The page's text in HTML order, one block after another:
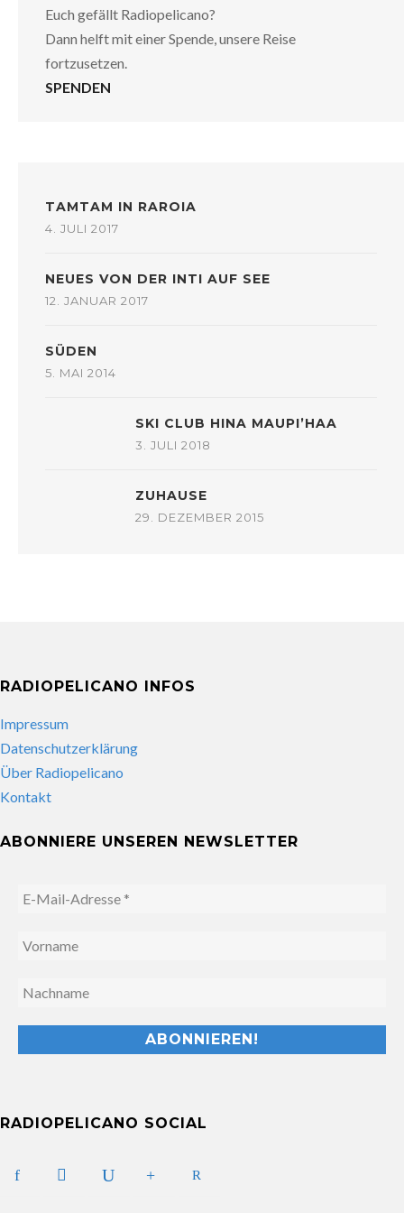
Euch gefällt Radiopelicano?
Dann helft mit einer Spende, unsere Reise
fortzusetzen.
SPENDEN
TAMTAM IN RAROIA
4. JULI 2017
NEUES VON DER INTI AUF SEE
12. JANUAR 2017
SÜDEN
5. MAI 2014
SKI CLUB HINA MAUPI’HAA
3. JULI 2018
ZUHAUSE
29. DEZEMBER 2015
RADIOPELICANO INFOS
Impressum
Datenschutzerklärung
Über Radiopelicano
Kontakt
ABONNIERE UNSEREN NEWSLETTER
RADIOPELICANO SOCIAL